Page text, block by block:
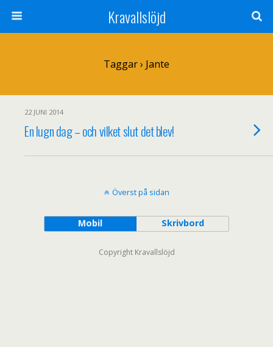
Kravallslöjd
Taggar › Jante
22 JUNI 2014
En lugn dag – och vilket slut det blev!
Överst på sidan
Mobil Skrivbord
Copyright Kravallslöjd